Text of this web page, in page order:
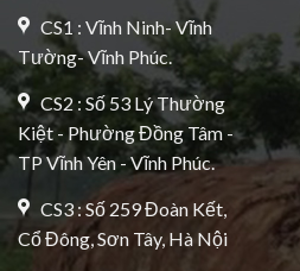
CS1 : Vĩnh Ninh- Vĩnh
Tường- Vĩnh Phúc.
CS2 : Số 53 Lý Thường
Kiệt - Phường Đồng Tâm -
TP Vĩnh Yên - Vĩnh Phúc.
CS3 : Số 259 Đoàn Kết,
Cổ Đông, Sơn Tây, Hà Nội